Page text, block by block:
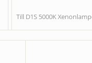
Till D1S 5000K